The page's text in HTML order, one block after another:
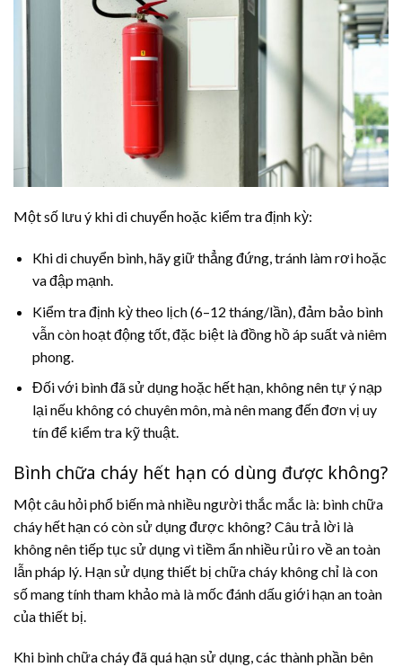
Một số lưu ý khi di chuyển hoặc kiểm tra định kỳ:
Khi di chuyển bình, hãy giữ thẳng đứng, tránh làm rơi hoặc
va đập mạnh.
Kiểm tra định kỳ theo lịch (6–12 tháng/lần), đảm bảo bình
vẫn còn hoạt động tốt, đặc biệt là đồng hồ áp suất và niêm
phong.
Đối với bình đã sử dụng hoặc hết hạn, không nên tự ý nạp
lại nếu không có chuyên môn, mà nên mang đến đơn vị uy
tín để kiểm tra kỹ thuật.
Bình chữa cháy hết hạn có dùng được không?
Một câu hỏi phổ biến mà nhiều người thắc mắc là: bình chữa
cháy hết hạn có còn sử dụng được không? Câu trả lời là
không nên tiếp tục sử dụng vì tiềm ẩn nhiều rủi ro về an toàn
lẫn pháp lý. Hạn sử dụng thiết bị chữa cháy không chỉ là con
số mang tính tham khảo mà là mốc đánh dấu giới hạn an toàn
của thiết bị.
Khi bình chữa cháy đã quá hạn sử dụng, các thành phần bên